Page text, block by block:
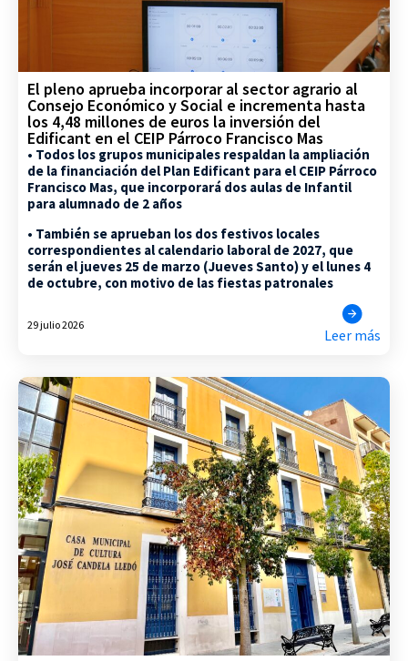
El pleno aprueba incorporar al sector agrario al
Consejo Económico y Social e incrementa hasta
los 4,48 millones de euros la inversión del
Edificant en el CEIP Párroco Francisco Mas
• Todos los grupos municipales respaldan la ampliación
de la financiación del Plan Edificant para el CEIP Párroco
Francisco Mas, que incorporará dos aulas de Infantil
para alumnado de 2 años
• También se aprueban los dos festivos locales
correspondientes al calendario laboral de 2027, que
serán el jueves 25 de marzo (Jueves Santo) y el lunes 4
de octubre, con motivo de las fiestas patronales
29 julio 2026
Leer más